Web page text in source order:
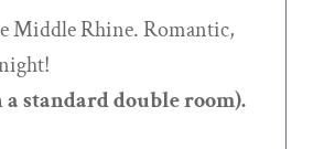
Middle Rhine. Romantic,
a standard double room).